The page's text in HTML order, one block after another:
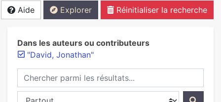
Aide Explorer Réinitialiser la recherche
Dans les auteurs ou contributeurs
"David, Jonathan"
Chercher parmi les résultats...
Chercher dans...